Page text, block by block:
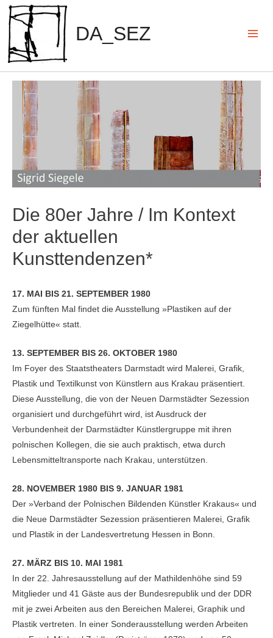
Zum
Inhalt
springen
DA_SEZ
Die 80er Jahre / Im Kontext
der aktuellen
Kunsttendenzen*
17. MAI BIS 21. SEPTEMBER 1980
Zum fünften Mal findet die Ausstellung »Plastiken auf der
Ziegelhütte« statt.
13. SEPTEMBER BIS 26. OKTOBER 1980
Im Foyer des Staatstheaters Darmstadt wird Malerei, Grafik,
Plastik und Textilkunst von Künstlern aus Krakau präsentiert.
Diese Ausstellung, die von der Neuen Darmstädter Sezession
organisiert und durchgeführt wird, ist Ausdruck der
Verbundenheit der Darmstädter Künstlergruppe mit ihren
polnischen Kollegen, die sie auch praktisch, etwa durch
Lebensmitteltransporte nach Krakau, unterstützen.
28. NOVEMBER 1980 BIS 9. JANUAR 1981
Der »Verband der Polnischen Bildenden Künstler Krakaus« und
die Neue Darmstädter Sezession präsentieren Malerei, Grafik
und Plastik in der Landesvertretung Hessen in Bonn.
27. MÄRZ BIS 10. MAI 1981
In der 22. Jahresausstellung auf der Mathildenhöhe sind 59
Mitglieder und 41 Gäste aus der Bundesrepublik und der DDR
mit je zwei Arbeiten aus den Bereichen Malerei, Graphik und
Plastik vertreten. In einer Sonderausstellung werden Arbeiten